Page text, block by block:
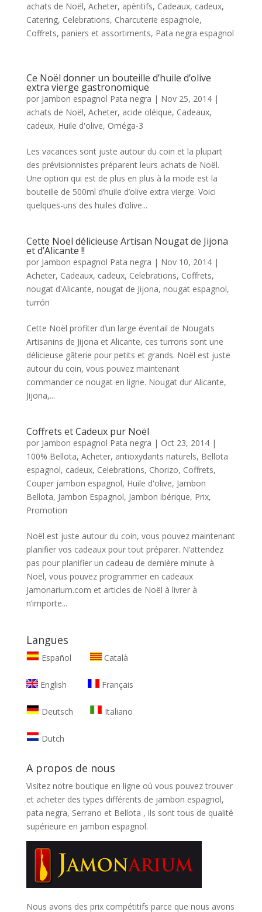
achats de Noël, Acheter, apèritifs, Cadeaux, cadeux,
Catering, Celebrations, Charcuterie espagnole,
Coffrets, paniers et assortiments, Pata negra espagnol
Ce Noël donner un bouteille d’huile d’olive
extra vierge gastronomique
por Jambon espagnol Pata negra | Nov 25, 2014|
achats de Noël, Acheter, acide oléique, Cadeaux,
cadeux, Huile d'olive, Oméga-3
Les vacances sont juste autour du coin et la plupart
des prévisionnistes préparent leurs achats de Noël.
Une option qui est de plus en plus à la mode est la
bouteille de 500ml d’huile d’olive extra vierge. Voici
quelques-uns des huiles d’olive...
Cette Noël délicieuse Artisan Nougat de Jijona
et d’Alicante !!
por Jambon espagnol Pata negra | Nov 10, 2014|
Acheter, Cadeaux, cadeux, Celebrations, Coffrets,
nougat d'Alicante, nougat de Jijona, nougat espagnol,
turrón
Cette Noël profiter d’un large éventail de Nougats
Artisanins de Jijona et Alicante, ces turrons sont une
délicieuse gâterie pour petits et grands. Noël est juste
autour du coin, vous pouvez maintenant
commander ce nougat en ligne. Nougat dur Alicante,
Jijona,...
Coffrets et Cadeux pur Noël
por Jambon espagnol Pata negra | Oct 23, 2014|
100% Bellota, Acheter, antioxydants naturels, Bellota
espagnol, cadeux, Celebrations, Chorizo, Coffrets,
Couper jambon espagnol, Huile d'olive, Jambon
Bellota, Jambon Espagnol, Jambon ibérique, Prix,
Promotion
Noël est juste autour du coin, vous pouvez maintenant
planifier vos cadeaux pour tout préparer. N’attendez
pas pour planifier un cadeau de dernière minute à
Noël, vous pouvez programmer en cadeaux
Jamonarium.com et articles de Noël à livrer à
n’importe...
Langues
Español Català
English Français
Deutsch Italiano
Dutch
A propos de nous
Visitez notre boutique en ligne où vous pouvez trouver
et acheter des types différents de jambon espagnol,
pata negra, Serrano et Bellota , ils sont tous de qualité
supérieure en jambon espagnol.
Nous avons des prix compétitifs parce que nous avons